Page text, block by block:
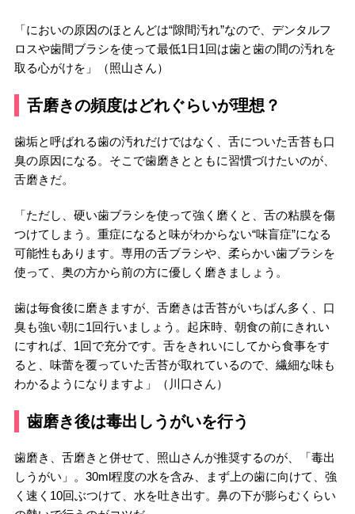
「においの原因のほとんどは“隙間汚れ”なので、デンタルフ
ロスや歯間ブラシを使って最低1日1回は歯と歯の間の汚れを
取る心がけを」（照山さん）
舌磨きの頻度はどれぐらいが理想？
歯垢と呼ばれる歯の汚れだけではなく、舌についた舌苔も口
臭の原因になる。そこで歯磨きとともに習慣づけたいのが、
舌磨きだ。
「ただし、硬い歯ブラシを使って強く磨くと、舌の粘膜を傷
つけてしまう。重症になると味がわからない“味盲症”になる
可能性もあります。専用の舌ブラシや、柔らかい歯ブラシを
使って、奥の方から前の方に優しく磨きましょう。
歯は毎食後に磨きますが、舌磨きは舌苔がいちばん多く、口
臭も強い朝に1回行いましょう。起床時、朝食の前にきれい
にすれば、1回で充分です。舌をきれいにしてから食事をす
ると、味蕾を覆っていた舌苔が取れているので、繊細な味も
わかるようになりますよ」（川口さん）
歯磨き後は毒出しうがいを行う
歯磨き、舌磨きと併せて、照山さんが推奨するのが、「毒出
しうがい」。30ml程度の水を含み、まず上の歯に向けて、強
く速く10回ぶつけて、水を吐き出す。鼻の下が膨らむくらい